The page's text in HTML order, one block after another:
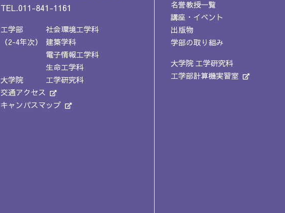
TEL.011-841-1161
工学部
（2-4年次）
社会環境工学科
建築学科
電子情報工学科
生命工学科
大学院
工学研究科
交通アクセス
キャンパスマップ
名誉教授一覧
講座・イベント
出版物
学部の取り組み
大学院 工学研究科
工学部計算機実習室